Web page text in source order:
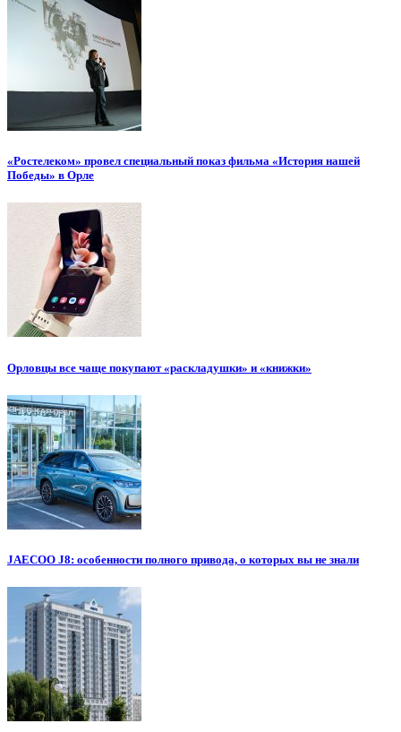
«Ростелеком» провел специальный показ фильма «История нашей
Победы» в Орле
Орловцы все чаще покупают «раскладушки» и «книжки»
JAECOO J8: особенности полного привода, о которых вы не знали